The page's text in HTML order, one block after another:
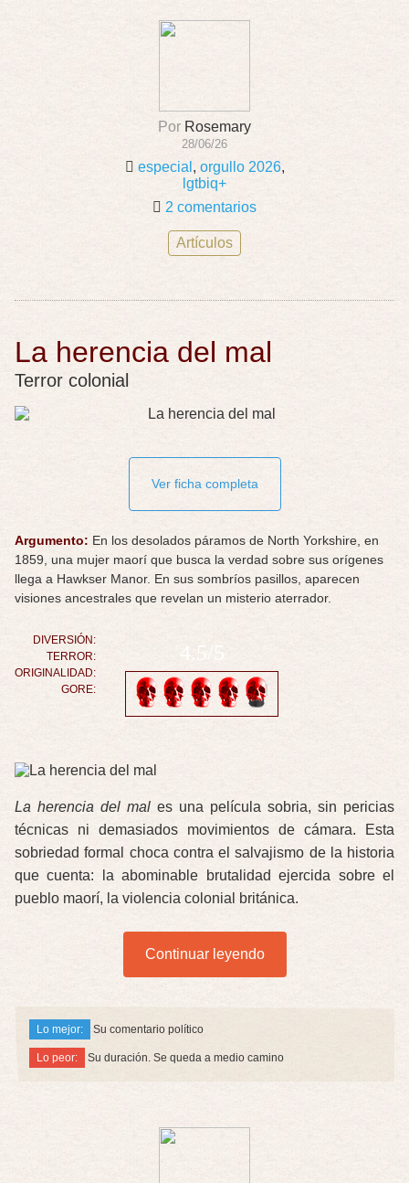
Por Rosemary
28/06/26
especial , orgullo 2026,
lgtbiq+
2 comentarios
Artículos
La herencia del mal
Terror colonial
Ver ficha completa
Argumento: En los desolados páramos de North Yorkshire, en
1859, una mujer maorí que busca la verdad sobre sus orígenes
llega a Hawkser Manor. En sus sombríos pasillos, aparecen
visiones ancestrales que revelan un misterio aterrador.
DIVERSIÓN:
TERROR:
ORIGINALIDAD:
GORE:
4.5/5
La herencia del mal es una película sobria, sin pericias
técnicas ni demasiados movimientos de cámara. Esta
sobriedad formal choca contra el salvajismo de la historia
que cuenta: la abominable brutalidad ejercida sobre el
pueblo maorí, la violencia colonial británica.
Continuar leyendo
Lo mejor: Su comentario político
Lo peor: Su duración. Se queda a medio camino